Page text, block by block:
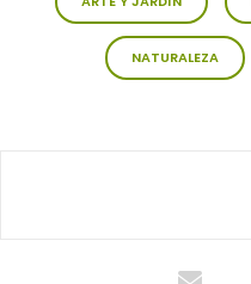
NATURALEZA